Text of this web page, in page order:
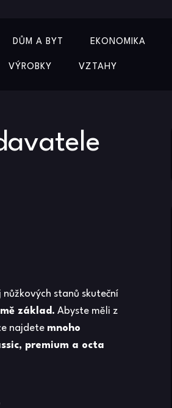
DŮM A BYT EKONOMIKA
VÝROBKY VZTAHY
nůžkových stanů skuteční
základ. Abyste měli z
najdete mnoho
premium a octa